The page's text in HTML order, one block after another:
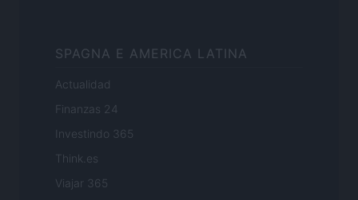
SPAGNA E AMERICA LATINA
Actualidad
Finanzas 24
Investindo 365
Think.es
Viajar 365